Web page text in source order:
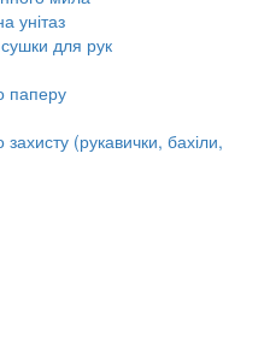
унітаз
для рук
паперу
захисту (рукавички, бахіли,